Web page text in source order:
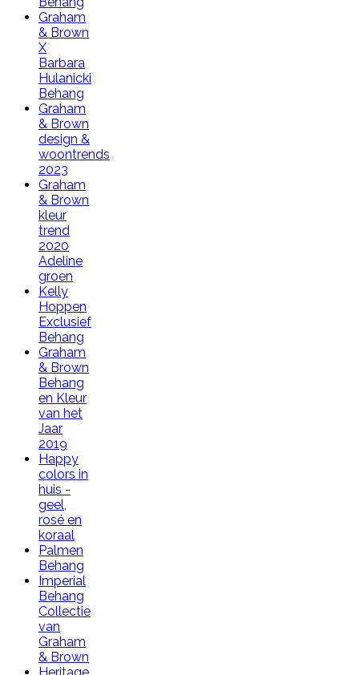
Graham
& Brown
X
Barbara
Hulanicki
Behang
Graham
& Brown
design &
woontrends
2023
Graham
& Brown
kleur
trend
2020
Adeline
groen
Kelly
Hoppen
Exclusief
Behang
Graham
& Brown
Behang
en Kleur
van het
Jaar
2019
Happy
colors in
huis -
geel,
rosé en
koraal
Palmen
Behang
Imperial
Behang
Collectie
van
Graham
& Brown